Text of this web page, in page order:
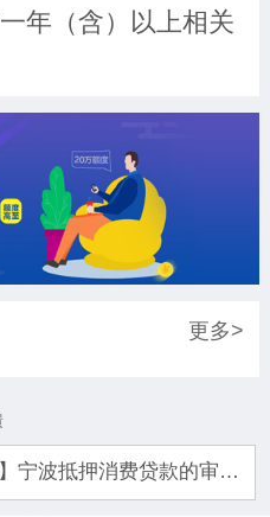
年（含）以上相关
更多>
【小额贷款公司贷款】宁波抵押消费贷款的审批时间是多久